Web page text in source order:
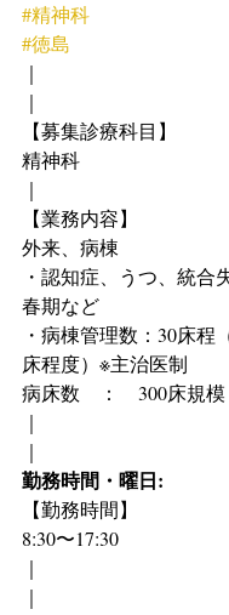
#精神科
#徳島
｜
｜
【募集診療科目】
精神科
｜
【業務内容】
外来、病棟
・認知症、うつ、統合
春期など
・病棟管理数：30床程
床程度）※主治医制
病床数　：　300床規模
｜
｜
勤務時間・曜日:
【勤務時間】
8:30〜17:30
｜
｜